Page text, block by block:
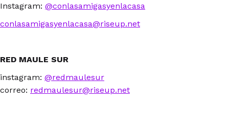
Instagram: @conlasamigasyenlacasa
conlasamigasyenlacasa@riseup.net
RED MAULE SUR
instagram: @redmaulesur
correo: redmaulesur@riseup.net